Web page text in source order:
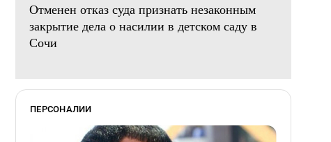
Отменен отказ суда признать незаконным
закрытие дела о насилии в детском саду в
Сочи
ПЕРСОНАЛИИ